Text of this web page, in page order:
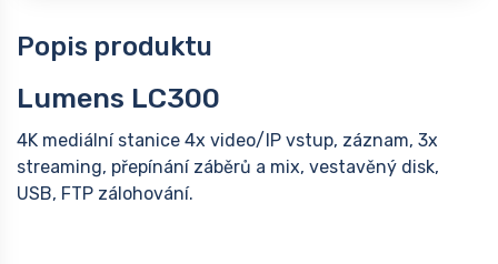
Popis produktu
Lumens LC300
4K mediální stanice 4x video/IP vstup, záznam, 3x
streaming, přepínání záběrů a mix, vestavěný disk,
USB, FTP zálohování.